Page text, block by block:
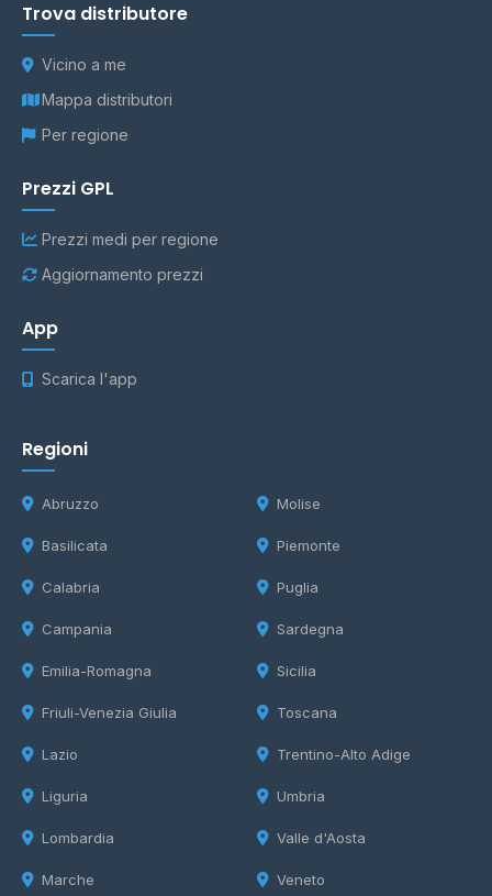
Trova distributore
Vicino a me
Mappa distributori
Per regione
Prezzi GPL
Prezzi medi per regione
Aggiornamento prezzi
App
Scarica l'app
Regioni
Abruzzo
Basilicata
Calabria
Campania
Emilia-Romagna
Friuli-Venezia Giulia
Lazio
Liguria
Lombardia
Marche
Molise
Piemonte
Puglia
Sardegna
Sicilia
Toscana
Trentino-Alto Adige
Umbria
Valle d'Aosta
Veneto